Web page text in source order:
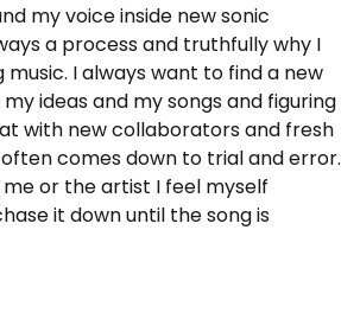
my voice inside new sonic
a process and truthfully why I
music. I always want to find a new
ideas and my songs and figuring
with new collaborators and fresh
comes down to trial and error.
or the artist I feel myself
it down until the song is